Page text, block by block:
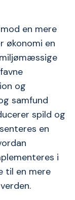
en mere
økonomi en
og
samfund
spild og
en
i
til en mere